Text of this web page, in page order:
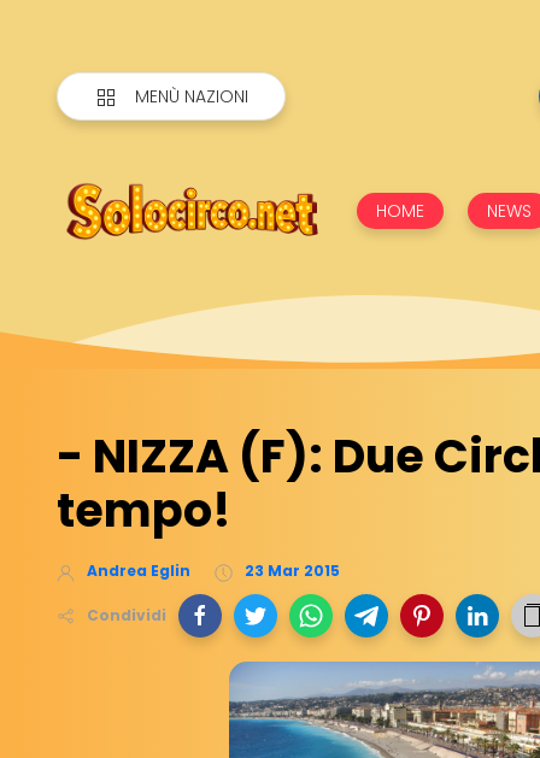
MENÙ NAZIONI
HOME NEWS
- NIZZA (F): Due
tempo!
Andrea Eglin 23 Mar 2015
Condividi